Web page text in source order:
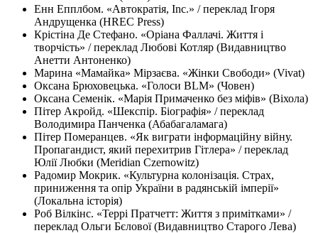
Енн Епплбом. «Автократія, Inc.» / переклад Ігоря
Андрущенка (HREC Press)
Крістіна Де Стефано. «Оріана Фаллачі. Життя і
творчість» / переклад Любові Котляр (Видавництво
Анетти Антоненко)
Марина «Мамайка» Мірзаєва. «Жінки Свободи» (Vivat)
Оксана Брюховецька. «Голоси BLM» (Човен)
Оксана Семенік. «Марія Примаченко без міфів» (Віхола)
Пітер Акройд. «Шекспір. Біографія» / переклад
Володимира Панченка (Абабагаламага)
Пітер Померанцев. «Як виграти інформаційну війну.
Пропагандист, який перехитрив Гітлера» / переклад
Юлії Любки (Meridian Czernowitz)
Радомир Мокрик. «Культурна колонізація. Cтрах,
приниження та опір України в радянській імперії»
(Локальна історія)
Роб Вілкінс. «Террі Пратчетт: Життя з примітками» /
переклад Ольги Бєлової (Видавництво Старого Лева)